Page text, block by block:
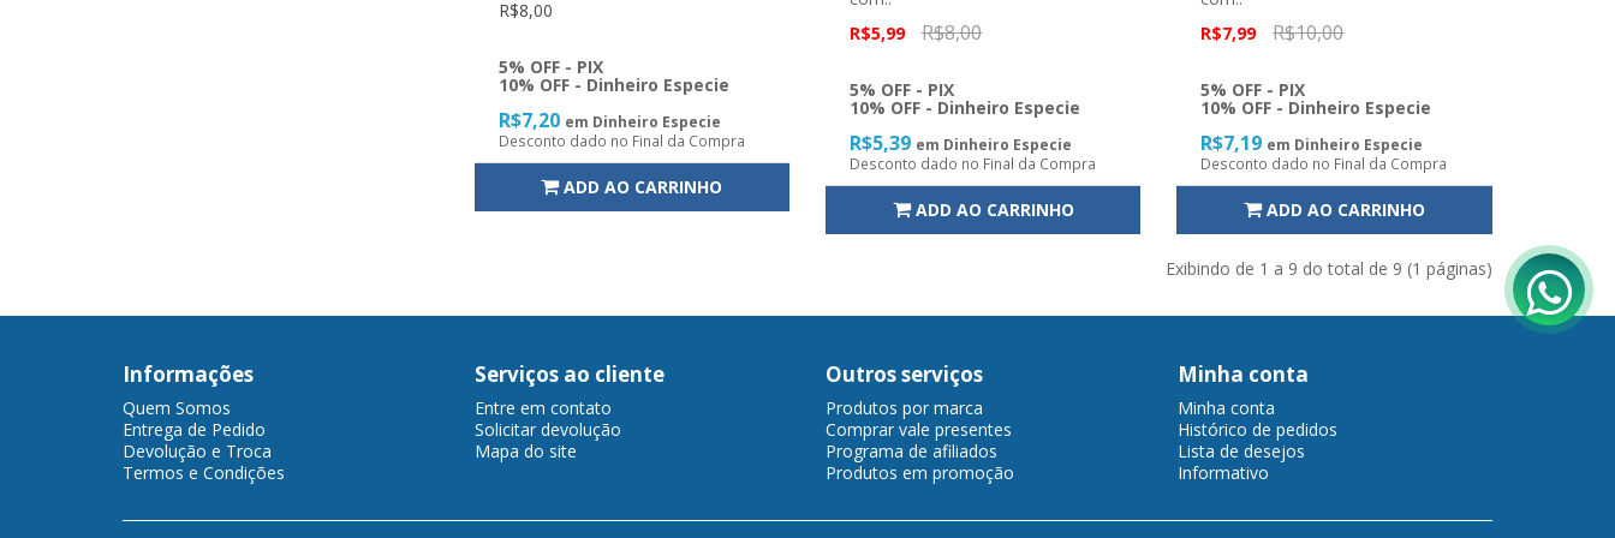
R$8,00
5% OFF - PIX
10% OFF - Dinheiro Especie
R$7,20 em Dinheiro Especie
Desconto dado no Final da Compra
ADD AO CARRINHO
R$5,99
R$8,00
5% OFF - PIX
10% OFF - Dinheiro Especie
R$5,39 em Dinheiro Especie
Desconto dado no Final da Compra
ADD AO CARRINHO
R$7,99
R$10,00
5% OFF - PIX
10% OFF - Dinheiro Especie
R$7,19 em Dinheiro Especie
Desconto dado no Final da Compra
ADD AO CARRINHO
Exibindo de 1 a 9 do total de 9 (1 páginas)
Informações
Quem Somos
Entrega de Pedido
Devolução e Troca
Termos e Condições
Serviços ao cliente
Entre em contato
Solicitar devolução
Mapa do site
Outros serviços
Produtos por marca
Comprar vale presentes
Programa de afiliados
Produtos em promoção
Minha conta
Minha conta
Histórico de pedidos
Lista de desejos
Informativo